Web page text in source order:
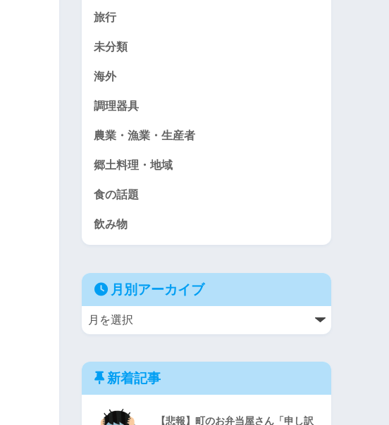
旅行
未分類
海外
調理器具
農業・漁業・生産者
郷土料理・地域
食の話題
飲み物
月別アーカイブ
新着記事
【悲報】町のお弁当屋さん「申し訳